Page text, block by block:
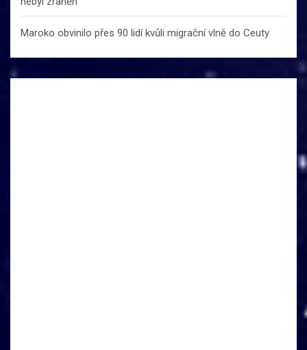
Maroko obvinilo přes 90 lidí kvůli migrační vlně do Ceuty